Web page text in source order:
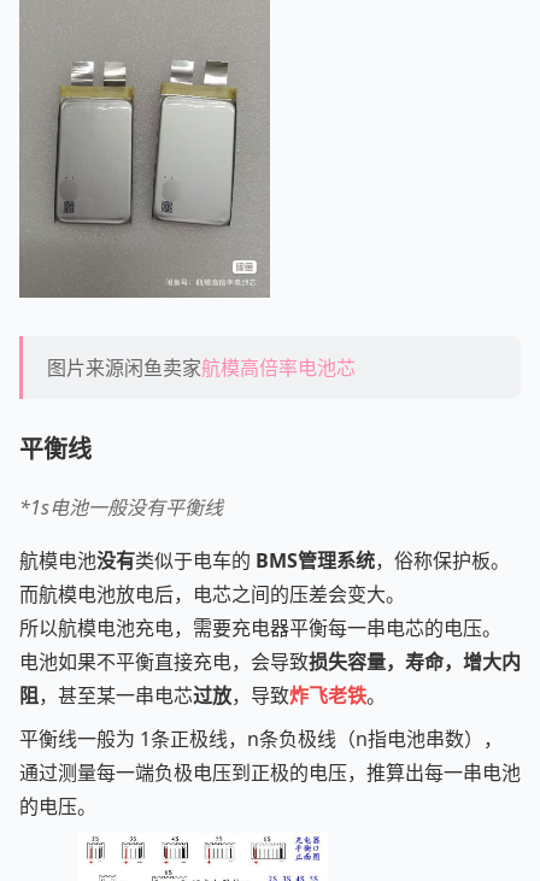
图片来源闲鱼卖家航模高倍率电池芯
平衡线
*1s电池一般没有平衡线
航模电池没有类似于电车的 BMS管理系统，俗称保护板。
而航模电池放电后，电芯之间的压差会变大。
所以航模电池充电，需要充电器平衡每一串电芯的电压。
电池如果不平衡直接充电，会导致损失容量，寿命，增大内
阻，甚至某一串电芯过放，导致炸飞老铁。
平衡线一般为 1条正极线，n条负极线（n指电池串数），
通过测量每一端负极电压到正极的电压，推算出每一串电池
的电压。